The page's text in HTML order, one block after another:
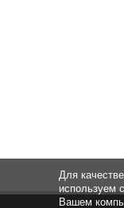
Для
используем
Вашем